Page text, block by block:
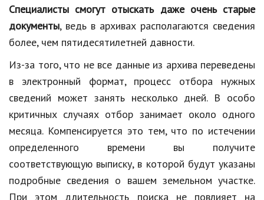
Специалисты смогут отыскать даже очень старые
документы, ведь в архивах располагаются сведения
более, чем пятидесятилетней давности.
Из-за того, что не все данные из архива переведены
в электронный формат, процесс отбора нужных
сведений может занять несколько дней. В особо
критичных случаях отбор занимает около одного
месяца. Компенсируется это тем, что по истечении
определенного времени вы получите
соответствующую выписку, в которой будут указаны
подробные сведения о вашем земельном участке.
При этом длительность поиска не повлияет на